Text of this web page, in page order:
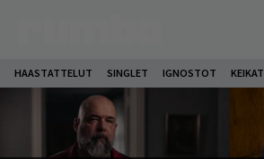
HAASTATTELUT SINGLET IGNOSTOT KEIKAT